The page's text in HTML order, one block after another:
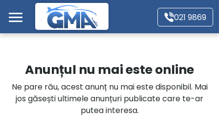
Mergi direct la conținutul principal
021 9869
Autoturisme
Motociclete
Anunțul nu mai este online
Ne pare rău, acest anunț nu mai este disponibil. Mai
jos găsești ultimele anunțuri publicate care te-ar
putea interesa.